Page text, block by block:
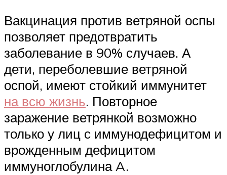
Вакцинация против ветряной оспы
позволяет предотвратить
заболевание в 90% случаев. А
дети, переболевшие ветряной
оспой, имеют стойкий иммунитет
на всю жизнь. Повторное
заражение ветрянкой возможно
только у лиц с иммунодефицитом и
врожденным дефицитом
иммуноглобулина A.